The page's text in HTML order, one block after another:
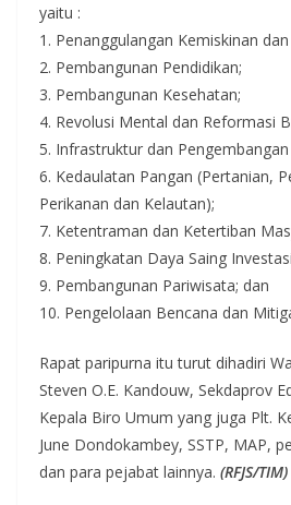
yaitu :
1. Penanggulangan Kemiskinan
2. Pembangunan Pendidikan;
3. Pembangunan Kesehatan;
4. Revolusi Mental dan Reformasi
5. Infrastruktur dan Pengembangan
6. Kedaulatan Pangan (Pertanian,
Perikanan dan Kelautan);
7. Ketentraman dan Ketertiban
8. Peningkatan Daya Saing
9. Pembangunan Pariwisata; dan
10. Pengelolaan Bencana dan
Rapat paripurna itu turut dihadiri
Steven O.E. Kandouw, Sekdaprov
Kepala Biro Umum yang juga Plt.
June Dondokambey, SSTP, MAP,
dan para pejabat lainnya. (RFJS/TIM)